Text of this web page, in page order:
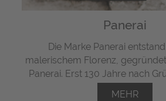
Panerai
Die Marke Panerai
malerischem Florenz,
Panerai. Erst 130 Jahre nach
MEHR